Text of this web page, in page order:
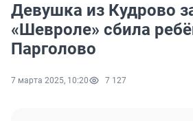
Девушка из Кудрово
«Шевроле» сбила
Парголово
7 марта 2025, 10:20 7 127